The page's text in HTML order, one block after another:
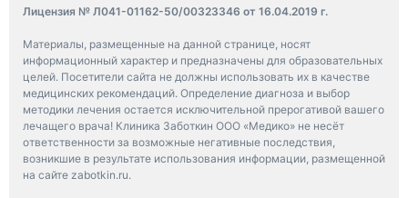
Лицензия № Л041-01162-50/00323346 от 16.04.2019 г.
Материалы, размещенные на данной странице, носят
информационный характер и предназначены для образовательных
целей. Посетители сайта не должны использовать их в качестве
медицинских рекомендаций. Определение диагноза и выбор
методики лечения остается исключительной прерогативой вашего
лечащего врача! Клиника Заботкин ООО «Медико» не несёт
ответственности за возможные негативные последствия,
возникшие в результате использования информации, размещенной
на сайте zabotkin.ru.